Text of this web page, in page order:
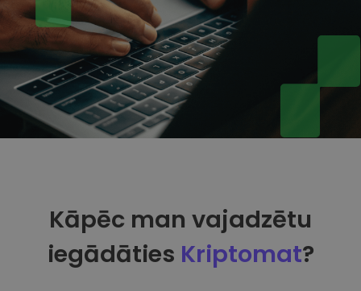
Kāpēc man vajadzētu
iegādāties Kriptomat?